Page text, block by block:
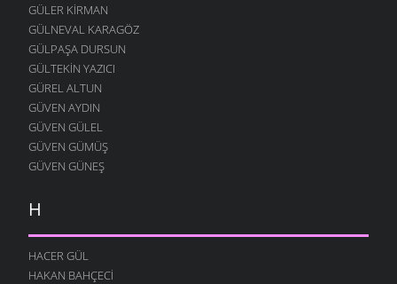
FESTIVAL
12 AĞUSTOS 2004
MERAKLI MELAHAT
12 AĞUSTOS 2004
HALK EĞITIMI
12 AĞUSTOS 2004
HASTAHANEDE DURUM
GIDIYORUZ
ÖZÜRLÜ YAŞAMAK
12 AĞUSTOS 2004
GÜLER KIRMAN
GÜLNEVAL KARAGÖZ
GÜLPAŞA DURSUN
GÜLTEKIN YAZICI
GÜREL ALTUN
GÜVEN AYDIN
GÜVEN GÜLEL
GÜVEN GÜMÜŞ
GÜVEN GÜNEŞ
H
HACER GÜL
HAKAN BAHÇECI